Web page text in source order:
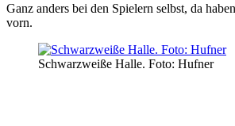
Ganz anders bei den Spielern selbst, da
vorn.
Schwarzweiße Halle. Foto: Hufner